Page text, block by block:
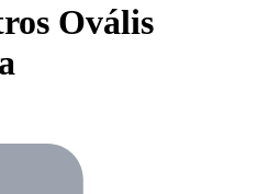
Ovális